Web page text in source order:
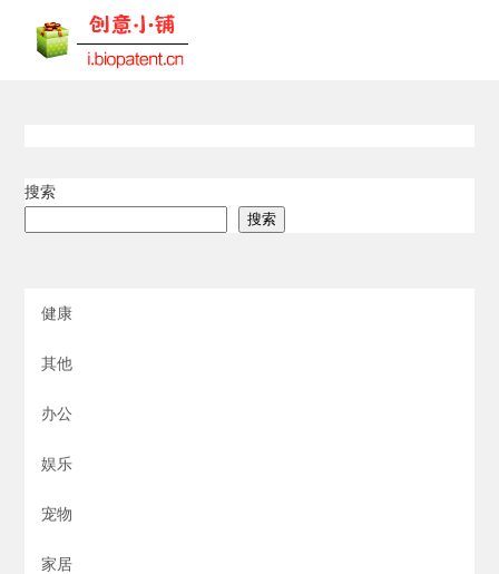
搜索
搜索
健康
其他
办公
娱乐
宠物
家居